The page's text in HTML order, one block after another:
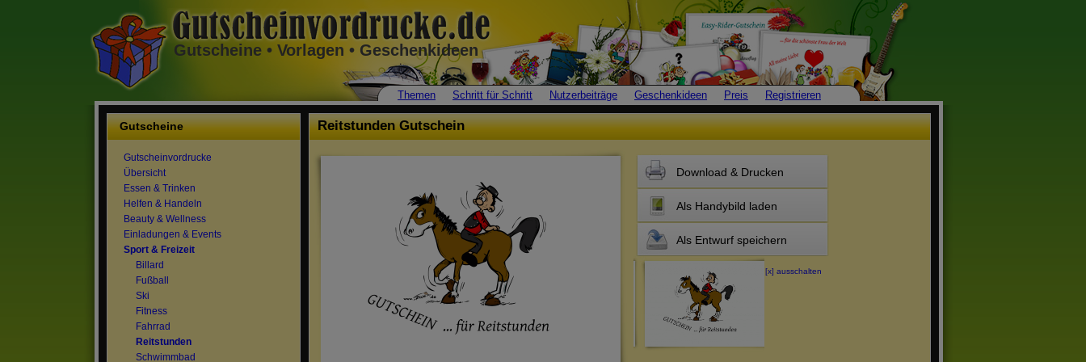
Gutscheine • Vorlagen • Geschenkideen
Reitstunden Gutschein
Download & Drucken
Als Handybild laden
Als Entwurf speichern
[x] ausschalten
Gutscheine
Gutscheinvordrucke
Übersicht
Essen & Trinken
Helfen & Handeln
Beauty & Wellness
Einladungen & Events
Sport & Freizeit
Billard
Fußball
Ski
Fitness
Fahrrad
Reitstunden
Schwimmbad
Themen Schritt für Schritt Nutzerbeiträge Geschenkideen Preis Registrieren